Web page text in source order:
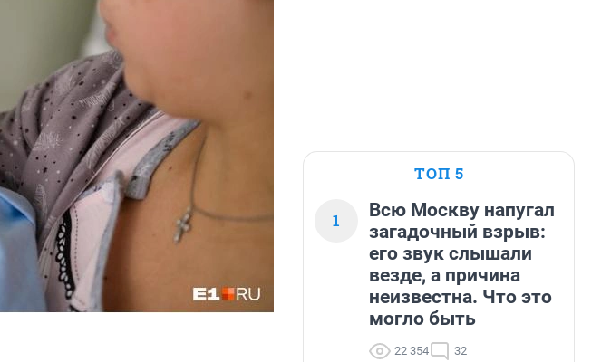
ТОП 5
1
Всю Москву напугал
загадочный взрыв:
его звук слышали
везде, а причина
неизвестна. Что это
могло быть
22 354 32